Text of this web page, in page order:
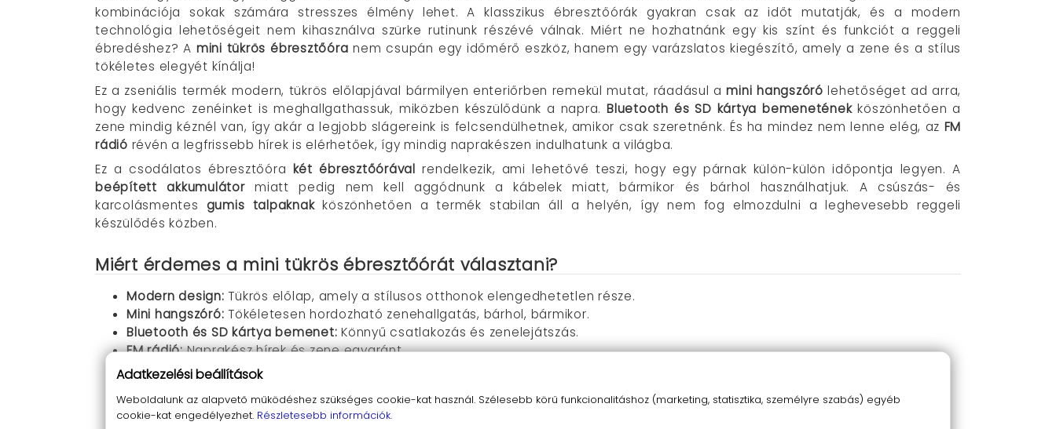
kombinációja sokak számára stresszes élmény lehet. A klasszikus ébresztőórák gyakran csak az időt mutatják, és a modern
technológia lehetőségeit nem kihasználva szürke rutinunk részévé válnak. Miért ne hozhatnánk egy kis színt és funkciót a reggeli
ébredéshez? A mini tükrös ébresztőóra nem csupán egy időmérő eszköz, hanem egy varázslatos kiegészítő, amely a zene és a stílus
tökéletes elegyét kínálja!
Ez a zseniális termék modern, tükrös előlapjával bármilyen enteriőrben remekül mutat, ráadásul amini hangszóró lehetőséget ad arra,
hogy kedvenc zenéinket is meghallgathassuk, miközben készülődünk a napra.Bluetooth és SD kártya bemeneténekköszönhetően a
zene mindig kéznél van, így akár a legjobb slágereink is felcsendülhetnek, amikor csak szeretnénk. És ha mindez nem lenne elég, az FM
rádió révén a legfrissebb hírek is elérhetőek, így mindig naprakészen indulhatunk a világba.
Ez a csodálatos ébresztőóra két ébresztőórával rendelkezik, ami lehetővé teszi, hogy egy párnak külön-külön időpontja legyen. A
beépített akkumulátormiatt pedig nem kell aggódnunk a kábelek miatt, bármikor és bárhol használhatjuk. A csúszás- és
karcolásmentes gumis talpaknakköszönhetően a termék stabilan áll a helyén, így nem fog elmozdulni a leghevesebb reggeli
készülődés közben.
Miért érdemes a mini tükrös ébresztőórát választani?
Modern design: Tükrös előlap, amely a stílusos otthonok elengedhetetlen része.
Mini hangszóró: Tökéletesen hordozható zenehallgatás, bárhol, bármikor.
Bluetooth és SD kártya bemenet: Könnyű csatlakozás és zenelejátszás.
FM rádió:Naprakész hírek és zene egyaránt.
Két ébresztőóra:Két külön beállítható ébresztési időpont.
Csúszás- és karcolásmentes talpak:Biztosítja a stabilitást és a tartósságot.
Kicsi méret:Könnyen elhelyezhető bármilyen felületen, nem foglal sok helyet.
Adatkezelési beállítások
Weboldalunk az alapvető működéshez szükséges cookie-kat használ. Szélesebb körű funkcionalitáshoz (marketing, statisztika, személyre szabás) egyéb
cookie-kat engedélyezhet. Részletesebb információk.